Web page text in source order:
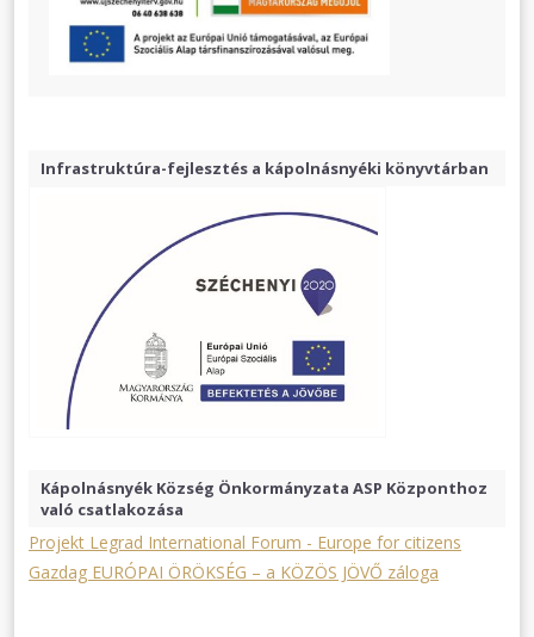
Infrastruktúra-fejlesztés a kápolnásnyéki könyvtárban
Kápolnásnyék Község Önkormányzata ASP Központhoz
való csatlakozása
Projekt Legrad International Forum - Europe for citizens
Gazdag EURÓPAI ÖRÖKSÉG – a KÖZÖS JÖVŐ záloga